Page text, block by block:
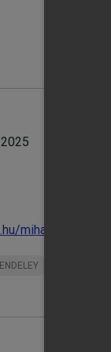
2025
mihalyi-